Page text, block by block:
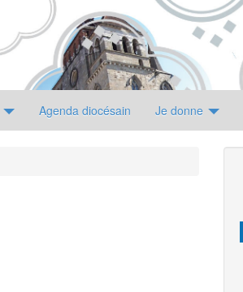
Agenda diocésain Je donne